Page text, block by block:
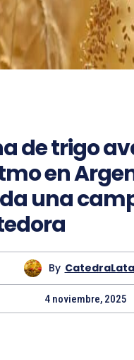
de trigo
en
una
By
4 noviembre, 2025